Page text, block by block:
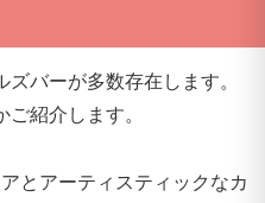
バーが多数存在します。
紹介します。
とアーティスティックなカ